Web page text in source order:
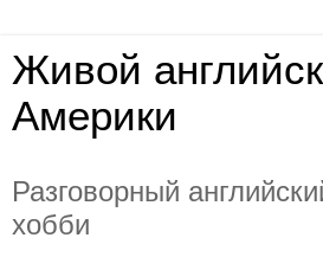
Живой
Америки
Разговорный
хобби